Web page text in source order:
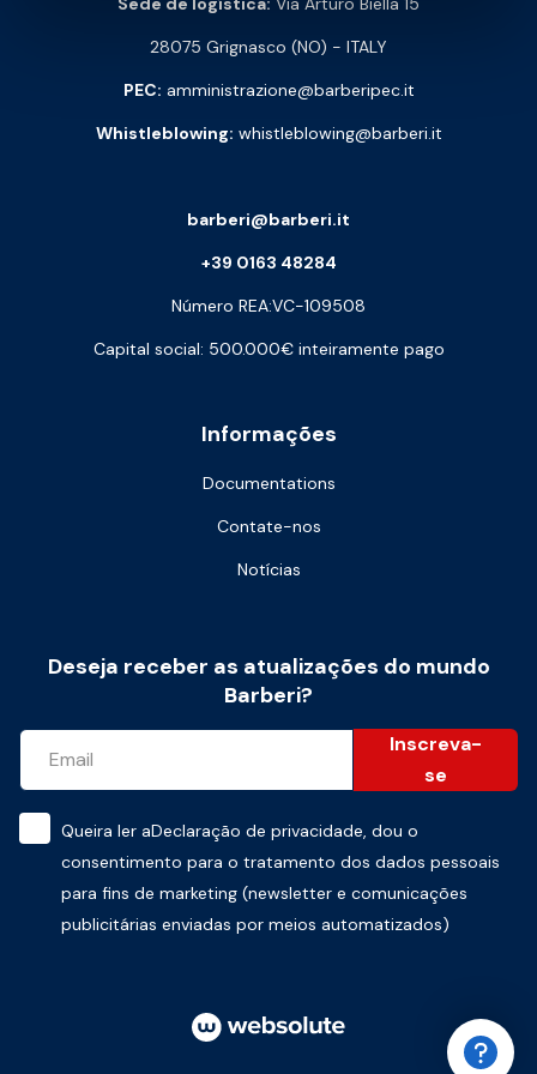
28075 Grignasco (NO) - ITALY
PEC: amministrazione@barberipec.it
Whistleblowing: whistleblowing@barberi.it
Informações
Documentations
Contate-nos
Notícias
barberi@barberi.it
+39 0163 48284
Número REA:VC-109508
Capital social: 500.000€ inteiramente pago
Deseja receber as atualizações do mundo
Barberi?
Inscreva-
se
Queira ler aDeclaração de privacidade, dou o
consentimento para o tratamento dos dados pessoais
para fins de marketing (newsletter e comunicações
publicitárias enviadas por meios automatizados)